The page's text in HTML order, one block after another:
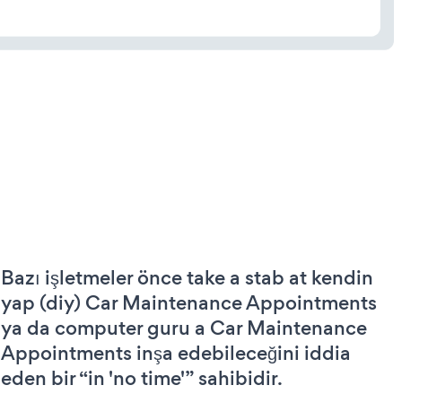
Bazı işletmeler önce take a stab at kendin
yap (diy) Car Maintenance Appointments
ya da computer guru a Car Maintenance
Appointments inşa edebileceğini iddia
eden bir “in 'no time'” sahibidir.